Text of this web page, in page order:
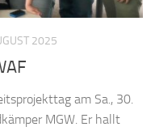
2025
am Sa., 30.
MGW. Er hallt